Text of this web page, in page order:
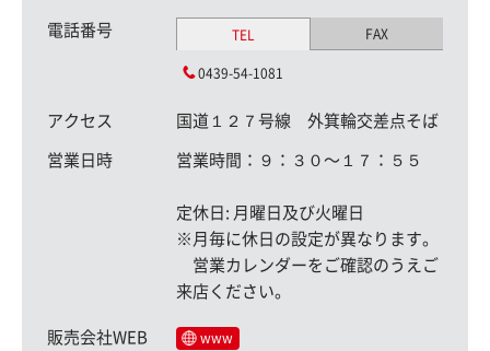
電話番号 TEL FAX
0439-54-1081
アクセス 国道１２７号線 外箕輪交差点そば
営業日時 営業時間：９：３０〜１７：５５
定休日: 月曜日及び火曜日
※月毎に休日の設定が異なります。
営業カレンダーをご確認のうえご
来店ください。
販売会社WEB
www